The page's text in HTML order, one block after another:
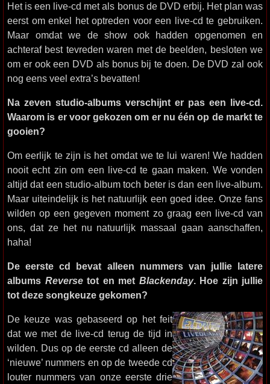
Het is een live-cd met als bonus de DVD erbij. Het plan was
eerst om enkel het optreden voor een live-cd te gebruiken.
Maar omdat we de show ook hadden opgenomen en
achteraf best tevreden waren met de beelden, besloten we
om er ook een DVD als bonus bij te doen. De DVD zal ook
nog eens veel extra’s bevatten!
Na zeven studio-albums verschijnt er pas een live-cd.
Waarom is er voor gekozen om er nu één op de markt te
gooien?
Om eerlijk te zijn is het omdat we te lui waren! We hadden
nooit echt zin om een live-cd te gaan maken. We vonden
altijd dat een studio-album toch beter is dan een live-album.
Maar uiteindelijk is het natuurlijk een goed idee. Onze fans
wilden op een gegeven moment zo graag een live-cd van
ons, dat ze het nu natuurlijk massaal gaan aanschaffen,
haha!
De eerste cd bevat alleen nummers van jullie latere
albums Reversetot en met Blackenday. Hoe zijn jullie
tot deze songkeuze gekomen?
De keuze was gebaseerd op het feit
dat we met de live-cd terug de tijd in
wilden. Dus op de eerste cd alleen de
‘nieuwe’ nummers en op de tweede cd
louter nummers van onze eerste drie